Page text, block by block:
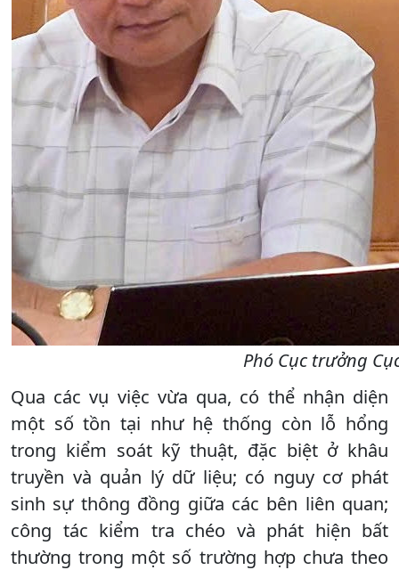
Phó Cục trưởng
Qua các vụ việc vừa qua, có thể nhận diện
một số tồn tại như hệ thống còn lỗ hổng
trong kiểm soát kỹ thuật, đặc biệt ở khâu
truyền và quản lý dữ liệu; có nguy cơ phát
sinh sự thông đồng giữa các bên liên quan;
công tác kiểm tra chéo và phát hiện bất
thường trong một số trường hợp chưa theo